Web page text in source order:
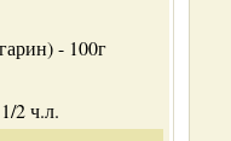
- 100г
2 ч.л.